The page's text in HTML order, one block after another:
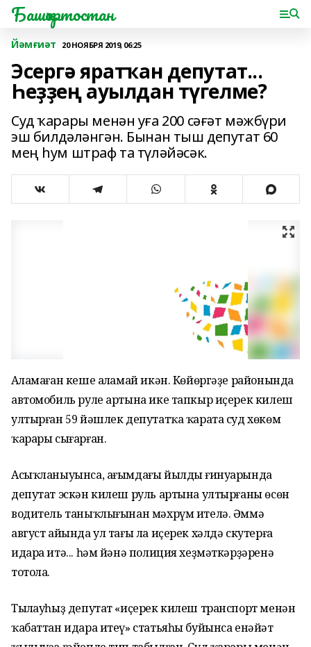
Башҡортостан
Йәмғиәт 20 НОЯБРЯ 2019, 06:25
Эсергә яратҡан депутат...
Һеҙҙең ауылдан түгелме?
Суд ҡарары менән уға 200 сәғәт мәжбүри
эш билдәләнгән. Бынан тыш депутат 60
мең һум штраф та түләйәсәк.
Аңламаған кеше аңламай икән. Көйөргәҙе районында
автомобиль руле артына ике тапкыр иҫерек килеш
ултырған 59 йәшлек депутатҡа ҡарата суд хөкөм
ҡарары сығарған.
Асыҡланыуынса, ағымдағы йылдың ғинуарында
депутат эскән килеш руль артына ултырғаны өсөн
водитель таныҡлығынан мәхрүм ителә. Әммә
август айында ул тағы ла иҫерек хәлдә скутерға
идара итә... һәм йәнә полиция хеҙмәткәрҙәренә
тотола.
Тыңлауһыҙ депутат «иҫерек килеш транспорт менән
ҡабаттан идара итеү» статьяһы буйынса енәйәт